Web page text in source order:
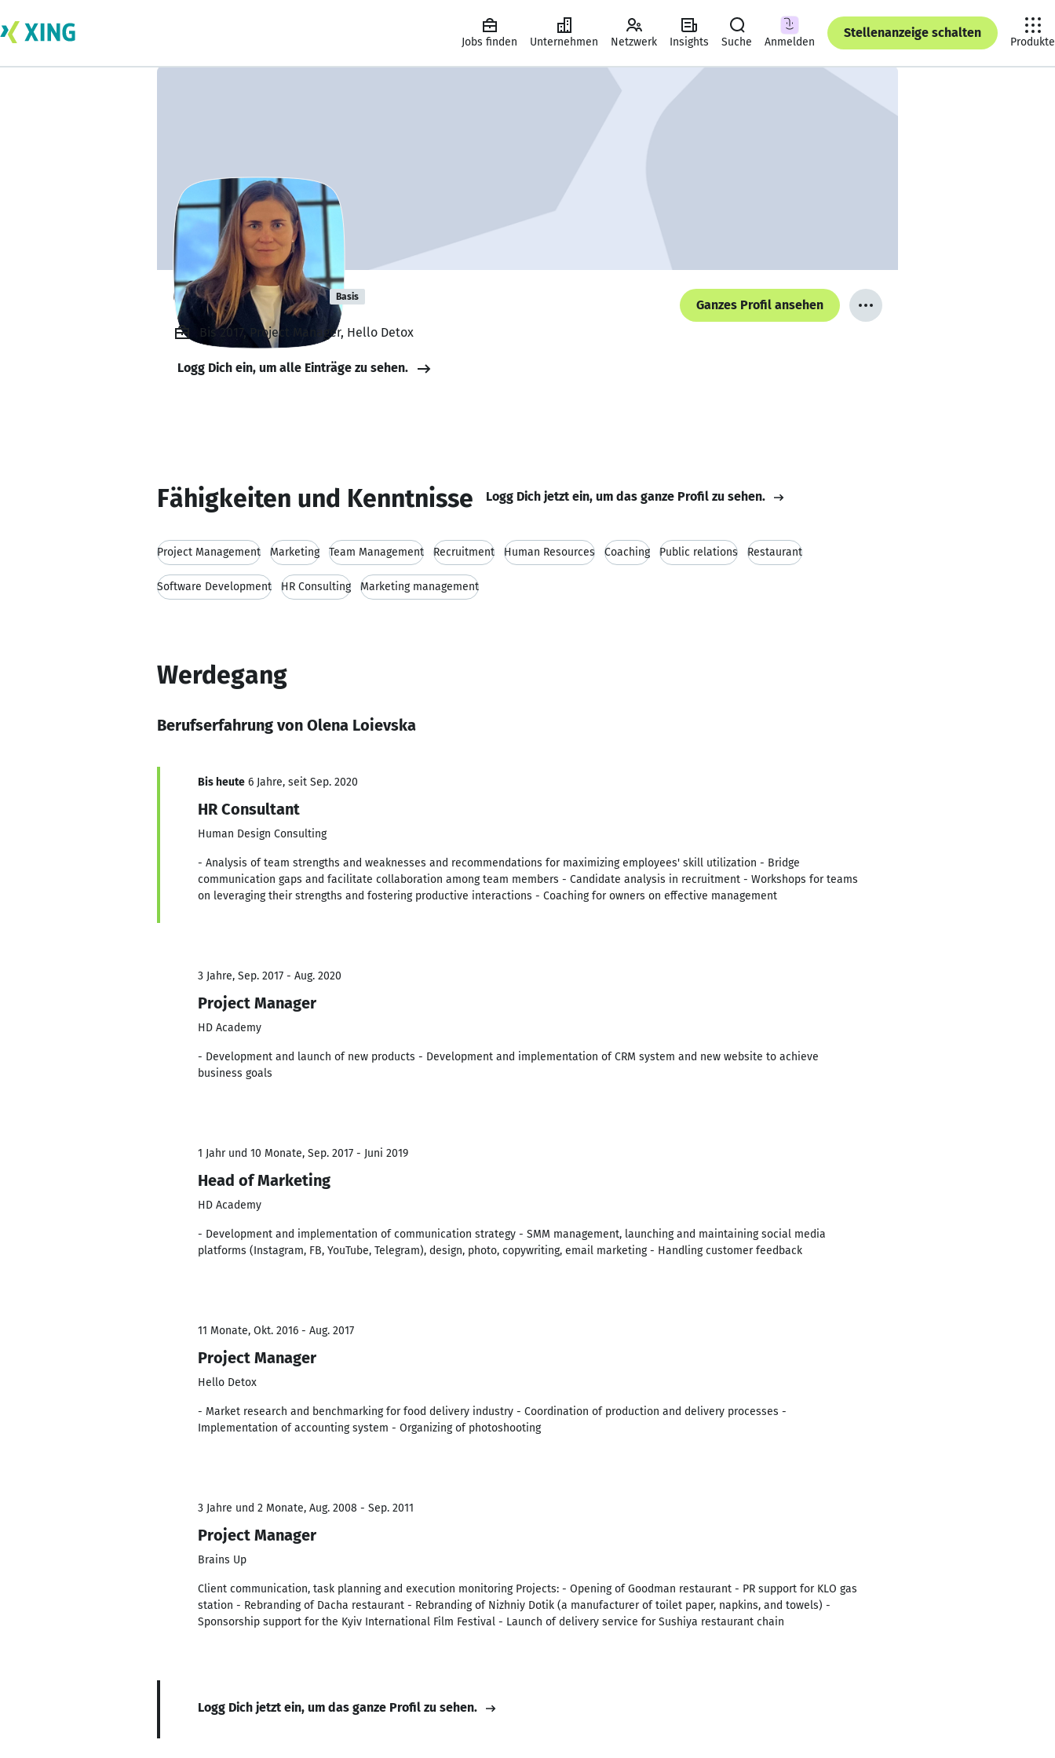
Jobs finden Unternehmen Netzwerk Insights Suche Anmelden
Stellenanzeige schalten
Produkte
Olena Loievska Basis
Ganzes Profil ansehen
Bis 2017, Project Manager, Hello Detox
Logg Dich ein, um alle Einträge zu sehen.
Fähigkeiten und Kenntnisse Logg Dich jetzt ein, um das ganze Profil zu sehen.
Project Management Marketing Team Management Recruitment Human Resources Coaching Public relations Restaurant
Software Development HR Consulting Marketing management
Werdegang
Berufserfahrung von Olena Loievska
Bis heute 6 Jahre, seit Sep. 2020
HR Consultant
Human Design Consulting
- Analysis of team strengths and weaknesses and recommendations for maximizing employees' skill utilization - Bridge
communication gaps and facilitate collaboration among team members - Candidate analysis in recruitment - Workshops for teams
on leveraging their strengths and fostering productive interactions - Coaching for owners on effective management
3 Jahre, Sep. 2017 - Aug. 2020
Project Manager
HD Academy
- Development and launch of new products - Development and implementation of CRM system and new website to achieve
business goals
1 Jahr und 10 Monate, Sep. 2017 - Juni 2019
Head of Marketing
HD Academy
- Development and implementation of communication strategy - SMM management, launching and maintaining social media
platforms (Instagram, FB, YouTube, Telegram), design, photo, copywriting, email marketing - Handling customer feedback
11 Monate, Okt. 2016 - Aug. 2017
Project Manager
Hello Detox
- Market research and benchmarking for food delivery industry - Coordination of production and delivery processes -
Implementation of accounting system - Organizing of photoshooting
3 Jahre und 2 Monate, Aug. 2008 - Sep. 2011
Project Manager
Brains Up
Client communication, task planning and execution monitoring Projects: - Opening of Goodman restaurant - PR support for KLO gas
station - Rebranding of Dacha restaurant - Rebranding of Nizhniy Dotik (a manufacturer of toilet paper, napkins, and towels) -
Sponsorship support for the Kyiv International Film Festival - Launch of delivery service for Sushiya restaurant chain
Logg Dich jetzt ein, um das ganze Profil zu sehen.